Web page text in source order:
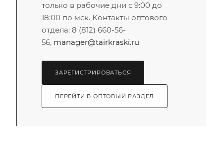
только в рабочие дни с 9:00 до
18:00 по мск. Контакты оптового
отдела: 8 (812) 660-56-
56, manager@tairkraski.ru
ЗАРЕГИСТРИРОВАТЬСЯ
ПЕРЕЙТИ В ОПТОВЫЙ РАЗДЕЛ